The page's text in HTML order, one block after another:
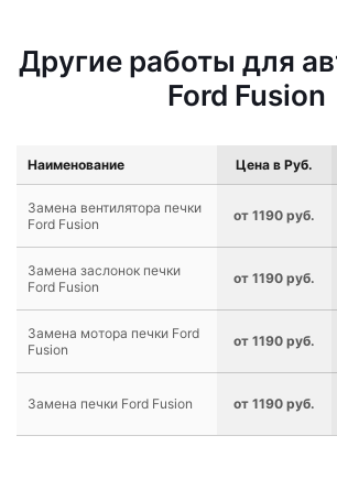
Другие работы для
Ford Fusion
Наименование Цена в Руб.
Замена вентилятора печки
Ford Fusion
от 1190 руб.
Замена заслонок печки
Ford Fusion
от 1190 руб.
Замена мотора печки Ford
Fusion
от 1190 руб.
Замена печки Ford Fusion от 1190 руб.